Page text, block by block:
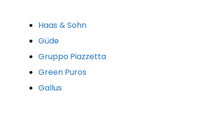
Haas & Sohn
Güde
Gruppo Piazzetta
Green Puros
Gallus